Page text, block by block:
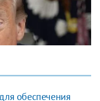
обеспечения